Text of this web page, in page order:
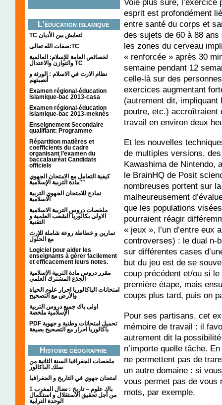
L'éducation islamique
TC لتعايش بين الأديان
صفات الله تعالى:TC
لخصائص العامة للإسلام: العالمية
والتوازن والاعتدال TC
نظام الارث في الاسلام : الورثة و
أنصبتهم
Examen régional-éducation
islamique-bac 2013-casa
Examen régional-éducation
islamique-bac 2013-meknès
Enseignement Secondaire
qualifiant: Programme
Répartition matières et
coefficients du cadre
organisant l’examen du
baccalauréat Candidats
officiels
كيفية التعامل مع الامتحان الجهوي
"مادة التربية الإسلامية"
نمادج للامتحان الجهوي التربية
الاسلامية
ملخصات دروس التربية الاسلامية
الاولى بكالوريا الشعب العلمية و
التقنية
تمارين و خطاطة روعة شاملة للإرث
مع الحلول
Logiciel pour aider les
enseignants à gérer facilement
et efficacement leurs notes.
مقرر دروس مادة التربية الإسلامية
الجذع المشترك العلمي
امتحانات الباكالوريا احرار علوم الحياة
والأرض مع التصحيح
اولى باك جميع دروس التربية
الإسلامية ملخصة
PDF تحميل امتحانات وطنية و جهوية
باكالوريا احرار مع التصحيح بصيغة
Histoire géographie
ملخصات الجغرافيا السنة الثانية من
سلك الباكالور
امتحان جهوي في التاريخ و الجغرافيا
1 باك علوم – تاريخ : نضال المغرب
من أجل تحقيق الاستقلال و استكمال
الوحدة الترابية
Voie plus sûre, l’exercice
esprit est profondément
entre santé du corps et
des sujets de 60 à 88
les zones du cerveau
« renforcée » après 30
semaine pendant 12
celle-là sur des
exercices augmentant
(autrement dit, impliquant
poutre, etc.) accroîtraient
travail en environ deux
Et les nouvelles
de multiples versions,
Kawashima de Nintendo,
le BrainHQ de Posit
nombreuses portent sur
malheureusement
que les populations
pourraient réagir
« jeux », l’un d’entre eux
controverses) : le dual n-
sur différentes cases
but du jeu est de se
coup précédent et/ou si
première étape, mais
coups plus tard, puis on
Pour ses partisans, cet
mémoire de travail : il
autrement dit la
n’importe quelle tâche.
ne permettent pas de
un autre domaine : si
vous permet pas de vous
mots, par exemple.